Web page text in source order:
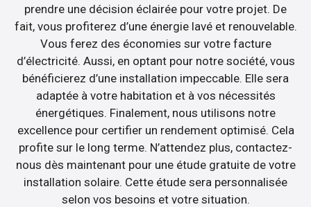
prendre une décision éclairée pour votre projet. De
fait, vous profiterez d’une énergie lavé et renouvelable.
Vous ferez des économies sur votre facture
d’électricité. Aussi, en optant pour notre société, vous
bénéficierez d’une installation impeccable. Elle sera
adaptée à votre habitation et à vos nécessités
énergétiques. Finalement, nous utilisons notre
excellence pour certifier un rendement optimisé. Cela
profite sur le long terme. N’attendez plus, contactez-
nous dès maintenant pour une étude gratuite de votre
installation solaire. Cette étude sera personnalisée
selon vos besoins et votre situation.